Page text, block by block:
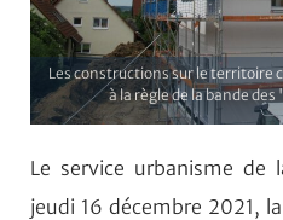
Les constructions sur le territoire
à la règle de la bande
Le service urbanisme de
jeudi 16 décembre 2021,